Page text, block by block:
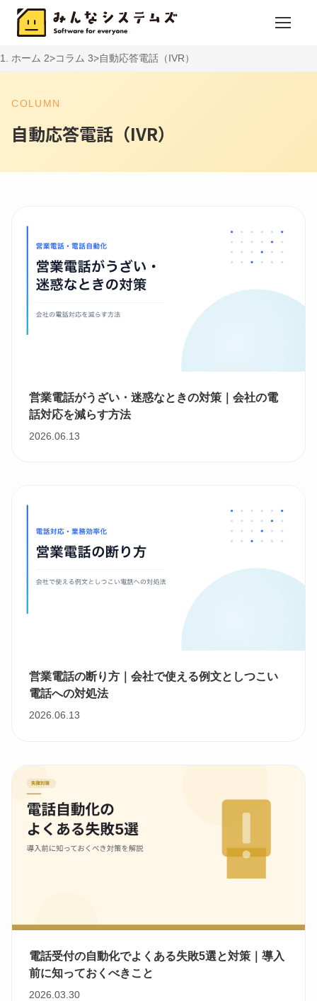
ホーム コラム 自動応答電話（IVR）
COLUMN
自動応答電話（IVR）
営業電話がうざい・迷惑なときの対策｜会社の電
話対応を減らす方法
2026.06.13
営業電話の断り方｜会社で使える例文としつこい
電話への対処法
2026.06.13
電話受付の自動化でよくある失敗5選と対策｜導入
前に知っておくべきこと
2026.03.30